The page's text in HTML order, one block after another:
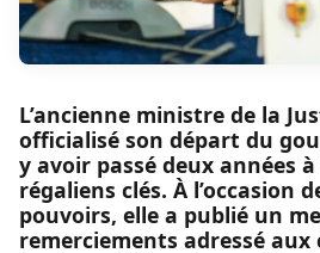
L’ancienne ministre de la
officialisé son départ du
y avoir passé deux années
régaliens clés. À l’occasion
pouvoirs, elle a publié un
remerciements adressé aux